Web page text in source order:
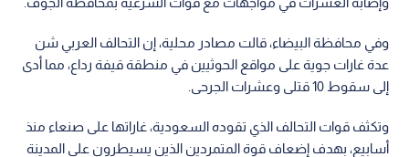
وفي محافظة البيضاء، قالت مصادر محلية، إن التحالف العربي شن
عدة غارات جوية على مواقع الحوثيين في منطقة قيفة رداع، مما أدى
إلى سقوط 10 قتلى وعشرات الجرحى.
وتكثف قوات التحالف الذي تقوده السعودية، غاراتها على صنعاء منذ
أسابيع، بهدف إضعاف قوة المتمردين الذين يسيطرون على المدينة